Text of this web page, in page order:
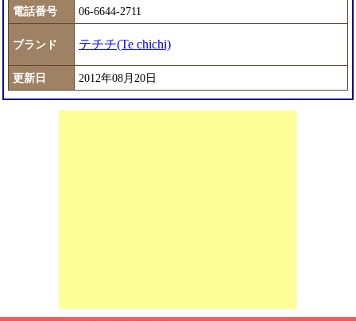
電話番号
06-6644-2711
ブランド テチチ(Te chichi)
更新日 2012年08月20日